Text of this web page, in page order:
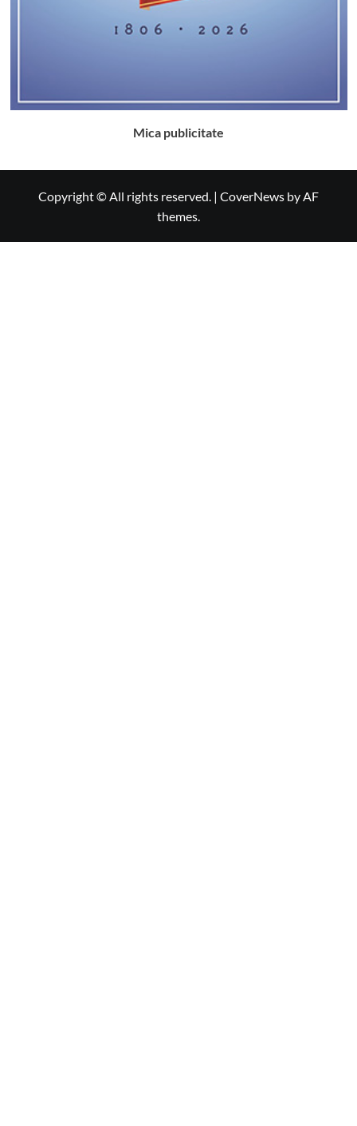
Mica publicitate
Copyright © All rights reserved. | CoverNews by AF
themes.